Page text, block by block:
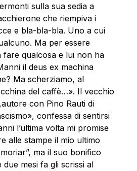
sulla sua sedia a
che riempiva i
e bla-bla-bla. Uno a cui
Ma per essere
fare qualcosa e lui non ha
il deus ex machina
Ma scherziamo, al
del caffè…». Il vecchio
con Pino Rauti di
confessa di sentirsi
l’ultima volta mi promise
alle stampe il mio ultimo
ma il suo bonifico
due mesi fa gli scrissi al